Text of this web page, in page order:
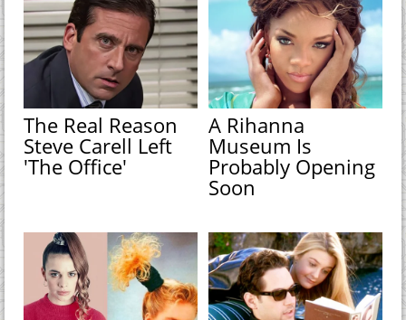
The Real Reason
Steve Carell Left
'The Office'
A Rihanna
Museum Is
Probably Opening
Soon